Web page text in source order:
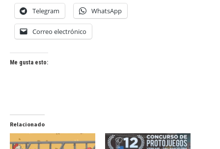
Telegram WhatsApp
Correo electrónico
Me gusta esto:
Relacionado